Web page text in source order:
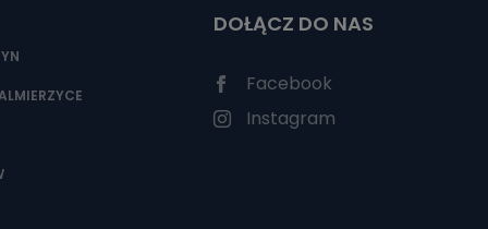
DOŁĄCZ DO NAS
Facebook
Instagram